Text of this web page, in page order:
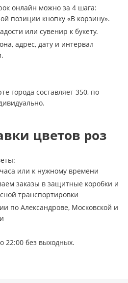
онлайн можно за 4 шага:
позиции кнопку «В корзину».
или сувенир к букету.
адрес, дату и интервал
города составляет 350, по
цветов роз
или к нужному времени
заказы в защитные коробки и
транспортировки
по Александрове, Московской и
22:00 без выходных.